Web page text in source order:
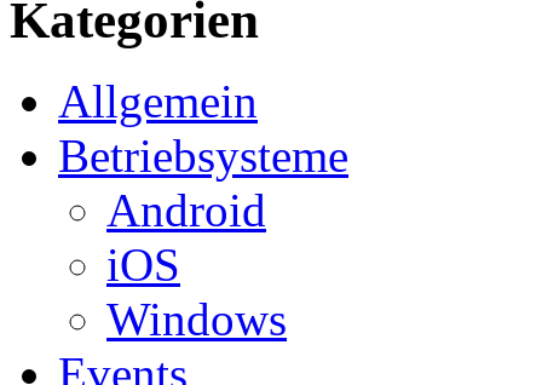
Kategorien
Allgemein
Betriebsysteme
Android
iOS
Windows
Events